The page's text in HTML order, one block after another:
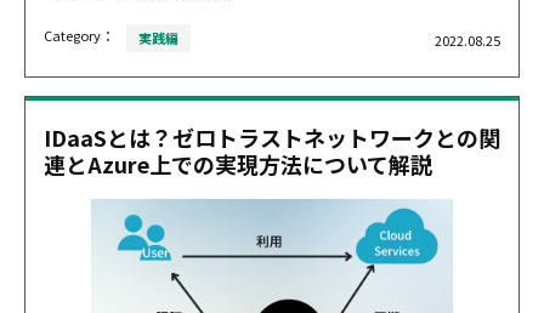
Category： 実践編 2022.08.25
IDaaSとは？ゼロトラストネットワークとの関
連とAzure上での実現方法について解説